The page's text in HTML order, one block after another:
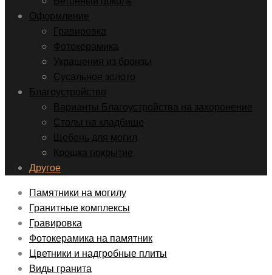
Оформление
Гравировка
Фотокерамика
Украшения из бронзы
Сусальное золото
Благоустройство
Варианты Благоустройства на захоронение
Столы на кладбище
Щебень для могил
Крошка покрытие
Другое
Памятники на могилу
Гранитные комплексы
Гравировка
Фотокерамика на памятник
Цветники и надгробные плиты
Виды гранита